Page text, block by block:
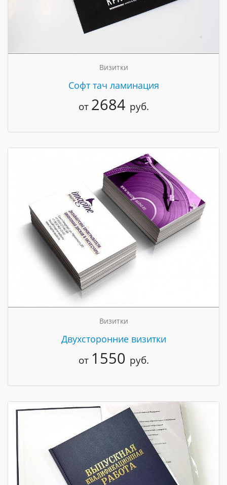
Визитки
Cофт тач ламинация
от 2684 руб.
Визитки
Двухсторонние визитки
от 1550 руб.